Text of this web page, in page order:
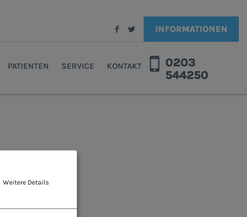
0203
544250
INFORMATIONEN
PATIENTEN SERVICE KONTAKT
Weitere Details